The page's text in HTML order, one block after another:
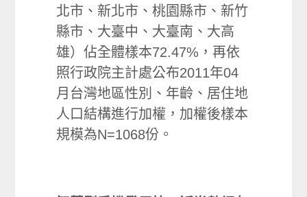
北市、新北市、桃園縣市、新竹
縣市、大臺中、大臺南、大高
雄）佔全體樣本72.47%，再依
照行政院主計處公布2011年04
月台灣地區性別、年齡、居住地
人口結構進行加權，加權後樣本
規模為N=1068份。